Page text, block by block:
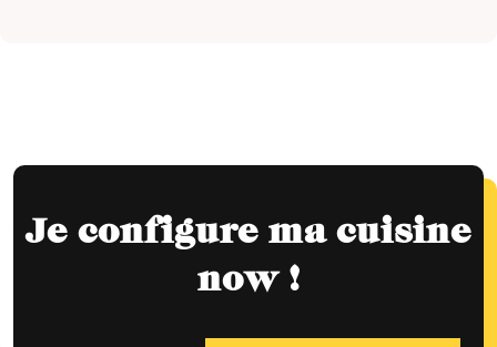
Je configure ma cuisine
now !